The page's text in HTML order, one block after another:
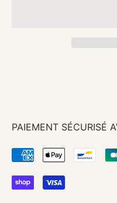
PAIEMENT SÉCURISÉ